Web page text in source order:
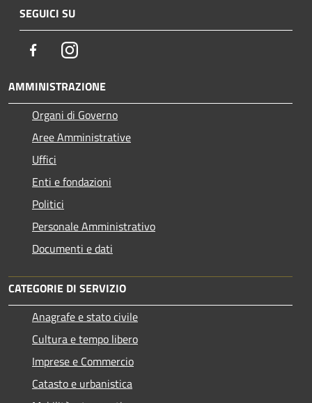
SEGUICI SU
FacebookInstagram
AMMINISTRAZIONE
Organi di Governo
Aree Amministrative
Uffici
Enti e fondazioni
Politici
Personale Amministrativo
Documenti e dati
CATEGORIE DI SERVIZIO
Anagrafe e stato civile
Cultura e tempo libero
Imprese e Commercio
Catasto e urbanistica